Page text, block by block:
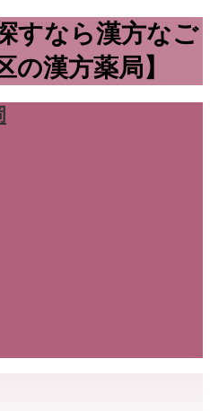
すなら漢方なご
の漢方薬局】